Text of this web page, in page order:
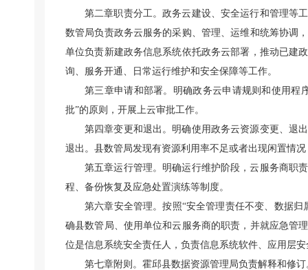
第二章职责分工。政务云建设、安全运行和管理等
数管局负责政务云服务的采购、管理、运维和统筹协调
单位负责新建政务信息系统依托政务云部署，推动已建
询、服务开通、日常运行维护和安全保障等工作。
第三章申请和部署。明确政务云申请规则和使用程
批”的原则，开展上云审批工作。
第四章变更和退出。明确使用政务云资源变更、退
退出。县数管局发现有资源利用率不足或者出现闲置情
第五章运行管理。明确运行维护阶段，云服务商职
程、备份恢复及应急处置演练等制度。
第六章安全管理。按照“安全管理责任不变、数据
确县数管局、使用单位和云服务商的职责，并就应急管
位是信息系统安全责任人，负责信息系统软件、应用层
第七章附则。霍邱县数据资源管理局负责解释和修订